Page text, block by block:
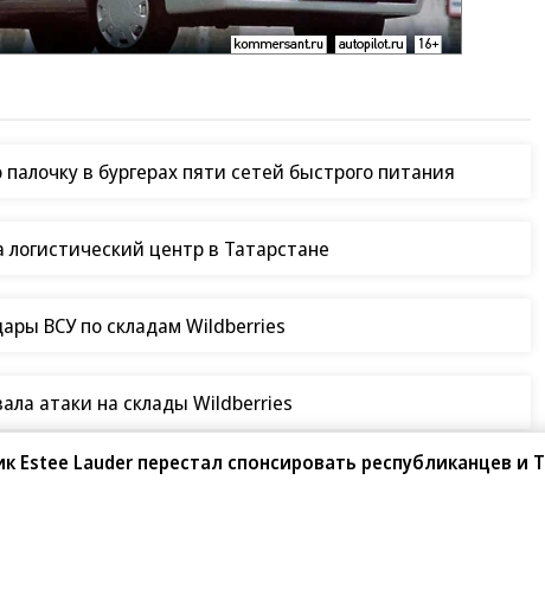
в бургерах пяти сетей быстрого питания
логистический центр в Татарстане
ВСУ по складам Wildberries
атаки на склады Wildberries
Estee Lauder перестал спонсировать республиканцев и